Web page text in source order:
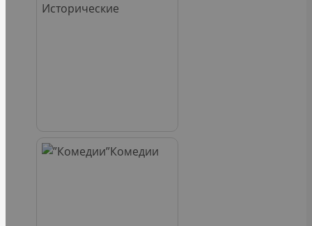
Исторические
Комедии